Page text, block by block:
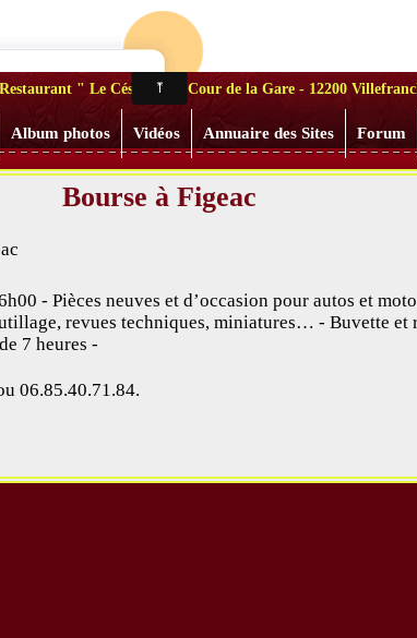
" Le Césarée " - Cour de la Gare - 12200
Album photos Vidéos Annuaire des Sites Forum
Bourse à Figeac
- Pièces neuves et d’occasion pour autos et
revues techniques, miniatures… - Buvette et
7 heures -
06.85.40.71.84.